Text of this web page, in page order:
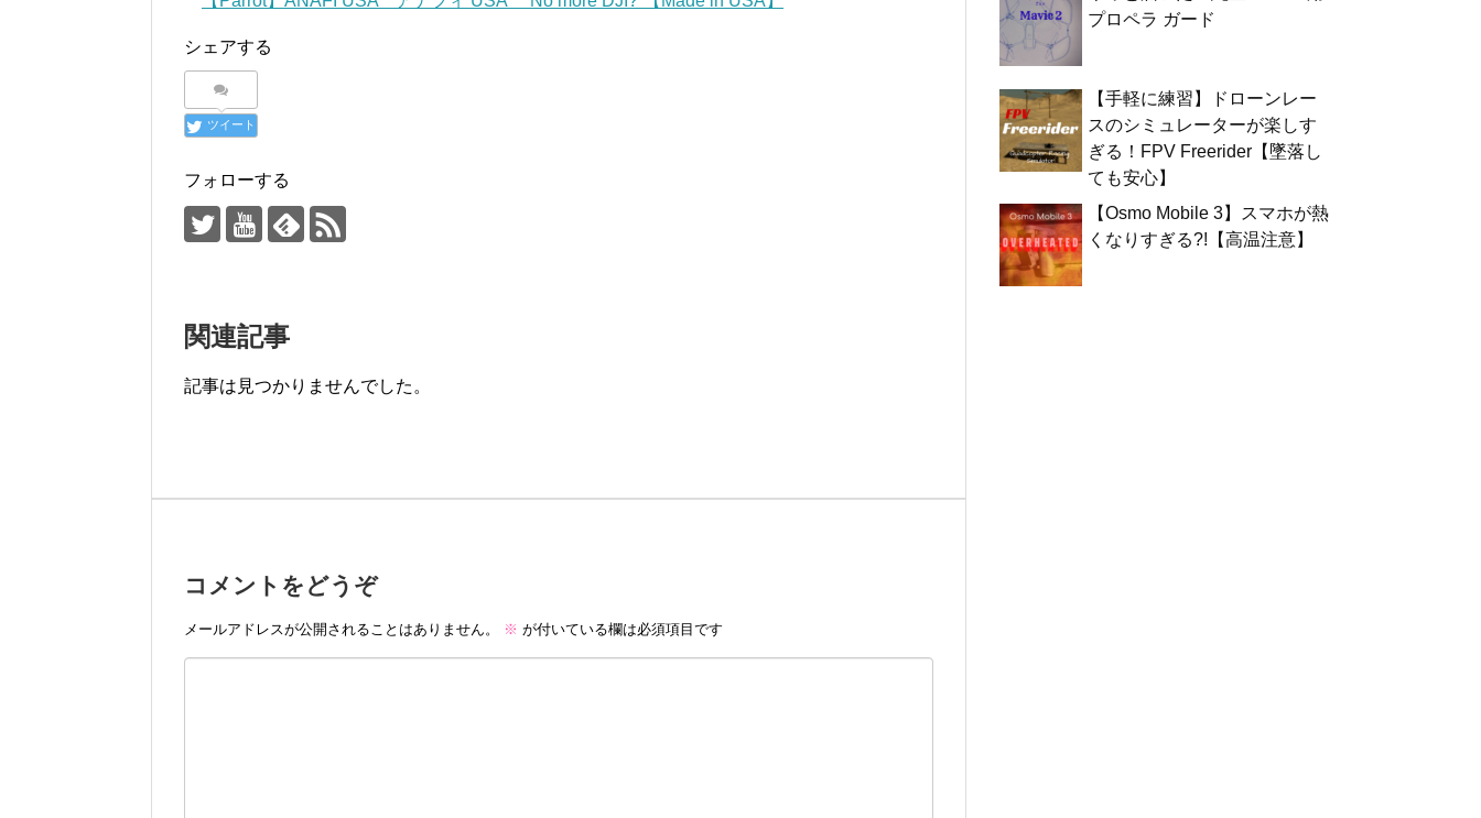
シェアする
ツイート
フォローする
関連記事
記事は見つかりませんでした。
コメントをどうぞ
メールアドレスが公開されることはありません。 ※ が付いている欄は必須項目です
プロペラ ガード
【手軽に練習】ドローンレー
スのシミュレーターが楽しす
ぎる！FPV Freerider【墜落し
ても安心】
【Osmo Mobile 3】スマホが熱
くなりすぎる?!【高温注意】